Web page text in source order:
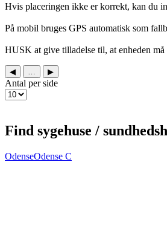
Hvis placeringen ikke er korrekt, kan du
På mobil bruges GPS automatisk som
HUSK at give tilladelse til, at enheden
◀ ▶
Antal per side
Find sygehuse /
OdenseOdense C